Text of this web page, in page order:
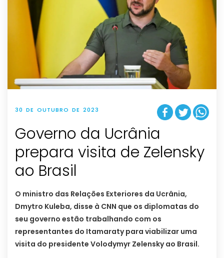
30 DE OUTUBRO DE 2023
Governo da Ucrânia
prepara visita de Zelensky
ao Brasil
O ministro das Relações Exteriores da Ucrânia,
Dmytro Kuleba, disse à CNN que os diplomatas do
seu governo estão trabalhando com os
representantes do Itamaraty para viabilizar uma
visita do presidente Volodymyr Zelensky ao Brasil.